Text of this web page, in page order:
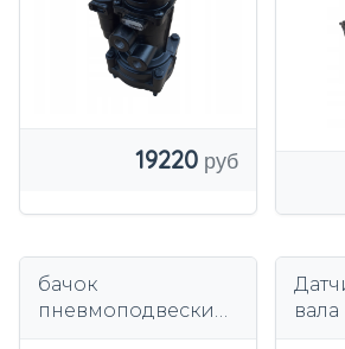
19220
бачок
пневмоподвески